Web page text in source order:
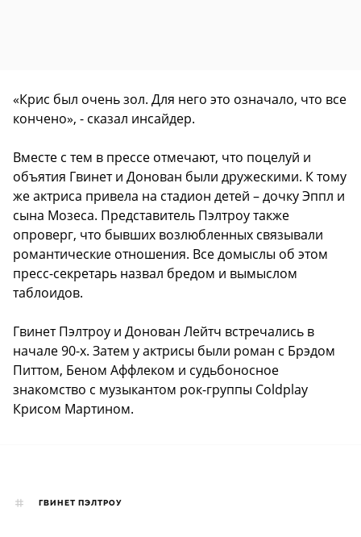
«Крис был очень зол. Для него это означало, что все
кончено», - сказал инсайдер.
Вместе с тем в прессе отмечают, что поцелуй и
объятия Гвинет и Донован были дружескими. К тому
же актриса привела на стадион детей – дочку Эппл и
сына Мозеса. Представитель Пэлтроу также
опроверг, что бывших возлюбленных связывали
романтические отношения. Все домыслы об этом
пресс-секретарь назвал бредом и вымыслом
таблоидов.
Гвинет Пэлтроу и Донован Лейтч встречались в
начале 90-х. Затем у актрисы были роман с Брэдом
Питтом, Беном Аффлеком и судьбоносное
знакомство с музыкантом рок-группы Coldplay
Крисом Мартином.
ГВИНЕТ ПЭЛТРОУ